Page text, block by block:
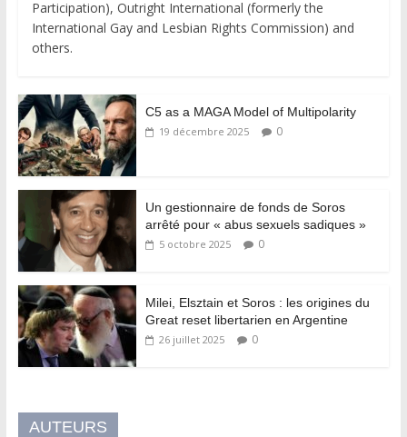
Participation), Outright International (formerly the
International Gay and Lesbian Rights Commission) and
others.
C5 as a MAGA Model of Multipolarity
19 décembre 2025 0
Un gestionnaire de fonds de Soros
arrêté pour « abus sexuels sadiques »
5 octobre 2025 0
Milei, Elsztain et Soros : les origines du
Great reset libertarien en Argentine
26 juillet 2025 0
AUTEURS